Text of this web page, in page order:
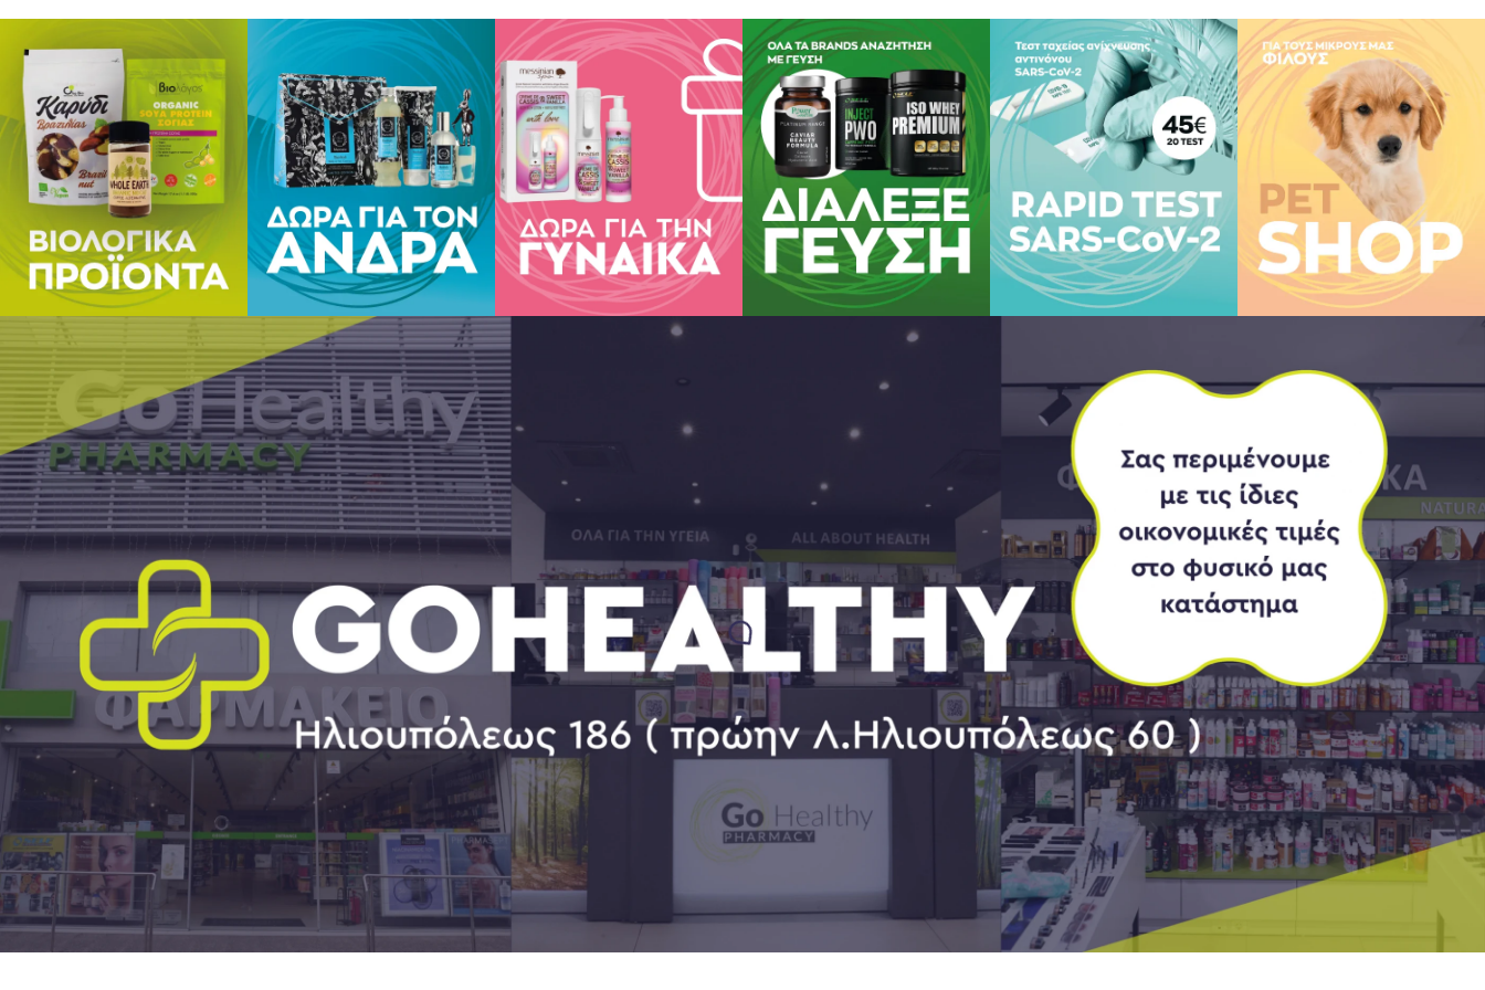
Δεν περιέχει:ζάχαρη, αλάτι, σιτάρι, γλουτένη, μαγιά, λακτόζη, γαλακτοκομικά προϊόντα, τεχνητά
συντηρητικά, χρωστικές ή αρωματικές ύλες.
ΣΥΣΚΕΥΑΣΙΑ 90 caps